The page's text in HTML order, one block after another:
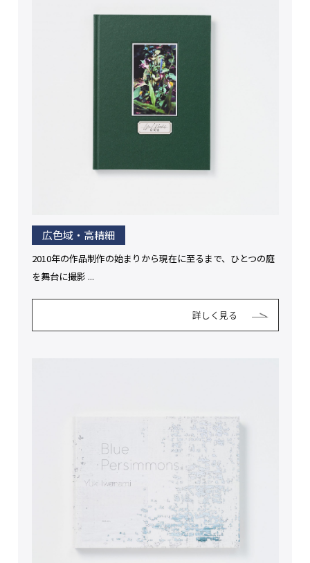
広色域・高精細
2010年の作品制作の始まりから現在に至るまで、ひとつの庭
を舞台に撮影 ...
詳しく見る